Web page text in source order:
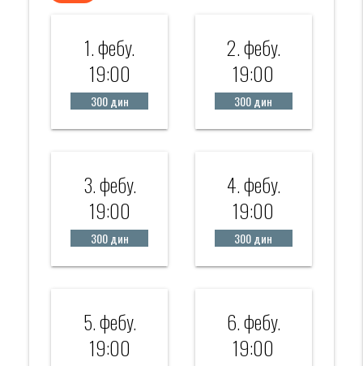
1. фебy.
19:00
300 дин
2. фебy.
19:00
300 дин
3. фебy.
19:00
300 дин
4. фебy.
19:00
300 дин
5. фебy.
19:00
6. фебy.
19:00